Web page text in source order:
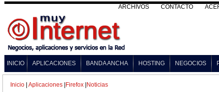
ARCHIVOS CONTACTO
INICIO APLICACIONES BANDA ANCHA HOSTING NEGOCIOS
Inicio Aplicaciones Firefox Noticias